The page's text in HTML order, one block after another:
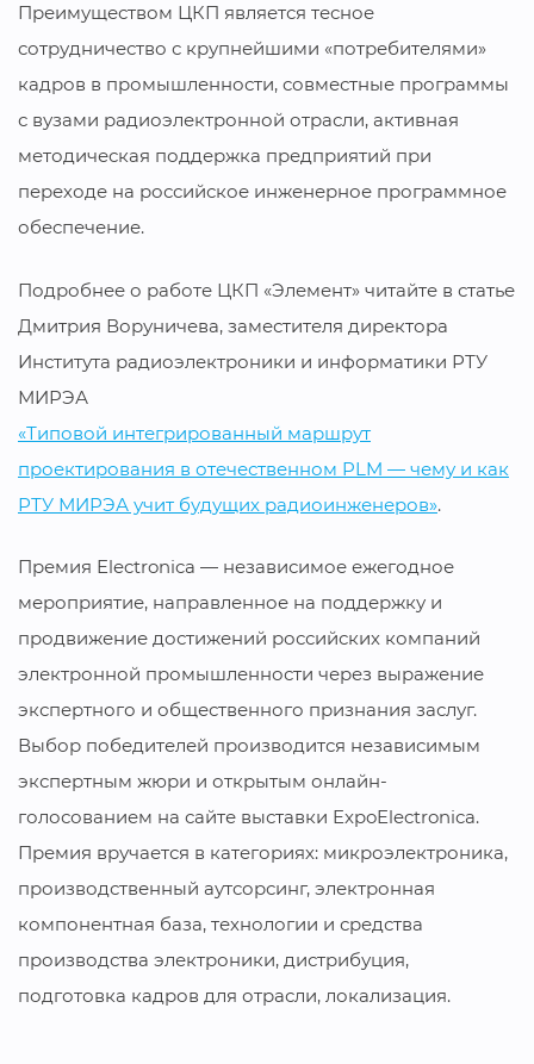
Преимуществом ЦКП является тесное
сотрудничество с крупнейшими «потребителями»
кадров в промышленности, совместные программы
с вузами радиоэлектронной отрасли, активная
методическая поддержка предприятий при
переходе на российское инженерное программное
обеспечение.
Подробнее о работе ЦКП «Элемент» читайте в статье
Дмитрия Воруничева, заместителя директора
Института радиоэлектроники и информатики РТУ
МИРЭА
«Типовой интегрированный маршрут
проектирования в отечественном PLM — чему и как
РТУ МИРЭА учит будущих радиоинженеров».
Премия Electronica — независимое ежегодное
мероприятие, направленное на поддержку и
продвижение достижений российских компаний
электронной промышленности через выражение
экспертного и общественного признания заслуг.
Выбор победителей производится независимым
экспертным жюри и открытым онлайн-
голосованием на сайте выставки ExpoElectronica.
Премия вручается в категориях: микроэлектроника,
производственный аутсорсинг, электронная
компонентная база, технологии и средства
производства электроники, дистрибуция,
подготовка кадров для отрасли, локализация.